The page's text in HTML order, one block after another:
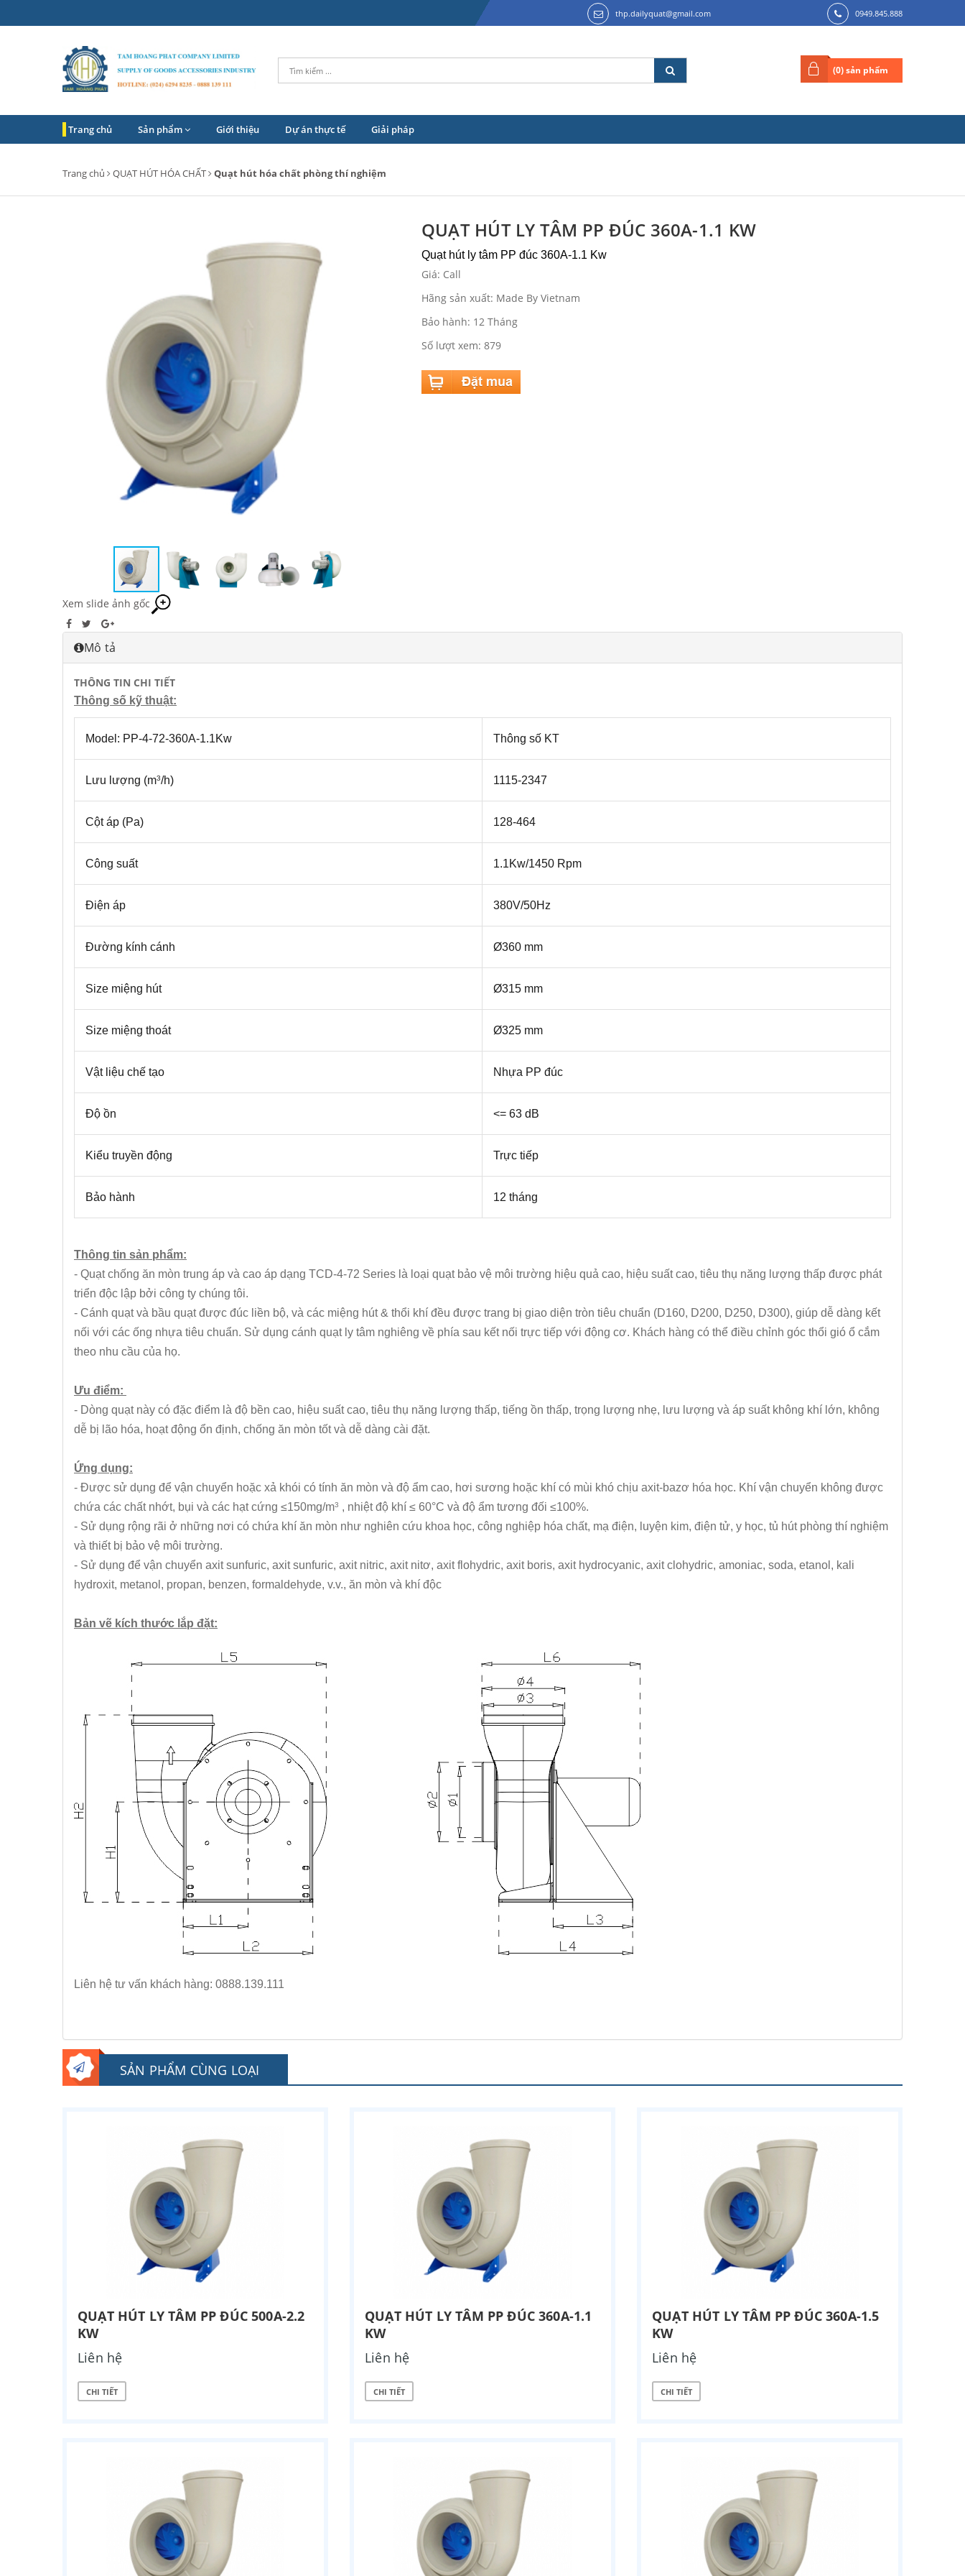
thp.dailyquat@gmail.com 0949.845.888
(0) sản phẩm
Trang chủ Sản phẩm Giới thiệu Dự án thực tế Giải pháp
Trang chủ QUẠT HÚT HÓA CHẤT Quạt hút hóa chất phòng thí nghiệm
Xem slide ảnh gốc
QUẠT HÚT LY TÂM PP ĐÚC 360A-1.1 KW
Quạt hút ly tâm PP đúc 360A-1.1 Kw
Giá: Call
Hãng sản xuất: Made By Vietnam
Bảo hành: 12 Tháng
Số lượt xem: 879
Mô tả
THÔNG TIN CHI TIẾT
Thông số kỹ thuật:
Model: PP-4-72-360A-1.1Kw Thông số KT
Lưu lượng (m3/h) 1115-2347
Cột áp (Pa) 128-464
Công suất 1.1Kw/1450 Rpm
Điện áp 380V/50Hz
Đường kính cánh Ø360 mm
Size miệng hút Ø315 mm
Size miệng thoát Ø325 mm
Vật liệu chế tạo Nhựa PP đúc
Độ ồn <= 63 dB
Kiểu truyền động Trực tiếp
Bảo hành 12 tháng
Thông tin sản phẩm:
- Quạt chống ăn mòn trung áp và cao áp dạng TCD-4-72 Series là loại quạt bảo vệ môi trường hiệu quả cao, hiệu suất cao, tiêu thụ năng lượng thấp được phát
triển độc lập bởi công ty chúng tôi.
- Cánh quạt và bầu quạt được đúc liền bộ, và các miệng hút & thổi khí đều được trang bị giao diện tròn tiêu chuẩn (D160, D200, D250, D300), giúp dễ dàng kết
nối với các ống nhựa tiêu chuẩn. Sử dụng cánh quạt ly tâm nghiêng về phía sau kết nối trực tiếp với động cơ. Khách hàng có thể điều chỉnh góc thổi gió ổ cắm
theo nhu cầu của họ.
Ưu điểm:
- Dòng quạt này có đặc điểm là độ bền cao, hiệu suất cao, tiêu thụ năng lượng thấp, tiếng ồn thấp, trọng lượng nhẹ, lưu lượng và áp suất không khí lớn, không
dễ bị lão hóa, hoạt động ổn định, chống ăn mòn tốt và dễ dàng cài đặt.
Ứng dụng:
- Được sử dụng để vận chuyển hoặc xả khói có tính ăn mòn và độ ẩm cao, hơi sương hoặc khí có mùi khó chịu axit-bazơ hóa học. Khí vận chuyển không được
chứa các chất nhớt, bụi và các hạt cứng ≤150mg/m3 , nhiệt độ khí ≤ 60°C và độ ẩm tương đối ≤100%.
- Sử dụng rộng rãi ở những nơi có chứa khí ăn mòn như nghiên cứu khoa học, công nghiệp hóa chất, mạ điện, luyện kim, điện tử, y học, tủ hút phòng thí nghiệm
và thiết bị bảo vệ môi trường.
- Sử dụng để vận chuyển axit sunfuric, axit sunfuric, axit nitric, axit nitơ, axit flohydric, axit boris, axit hydrocyanic, axit clohydric, amoniac, soda, etanol, kali
hydroxit, metanol, propan, benzen, formaldehyde, v.v., ăn mòn và khí độc
Bản vẽ kích thước lắp đặt:
Liên hệ tư vấn khách hàng: 0888.139.111
SẢN PHẨM CÙNG LOẠI
QUẠT HÚT LY TÂM PP ĐÚC 500A-2.2
KW
Liên hệ
CHI TIẾT
QUẠT HÚT LY TÂM PP ĐÚC 360A-1.1
KW
Liên hệ
CHI TIẾT
QUẠT HÚT LY TÂM PP ĐÚC 360A-1.5
KW
Liên hệ
CHI TIẾT